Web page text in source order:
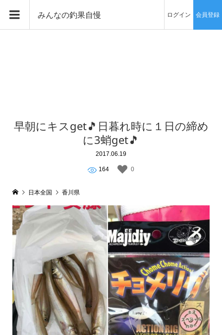
みんなの釣果自慢 ログイン 会員登録
早朝にキスget🎵日暮れ時に１日の締め
に3蛸get🎵
2017.06.19
164 0
日本全国 香川県